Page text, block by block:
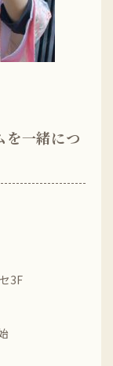
を一緒につ
3F